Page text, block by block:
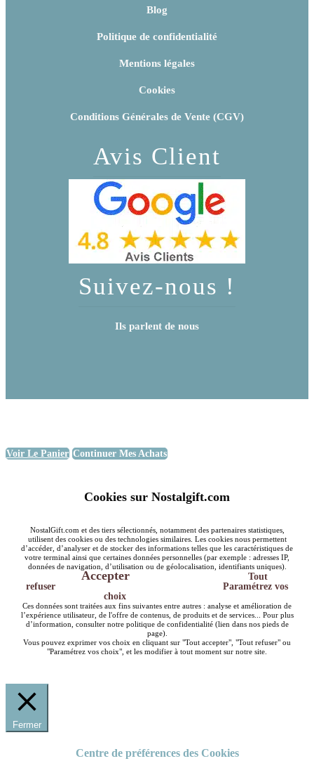
Blog
Politique de confidentialité
Mentions légales
Cookies
Conditions Générales de Vente (CGV)
Avis Client
Suivez-nous !
Ils parlent de nous
Voir Le Panier Continuer Mes Achats
Cookies sur Nostalgift.com
NostalGift.com et des tiers sélectionnés, notamment des partenaires statistiques,
utilisent des cookies ou des technologies similaires. Les cookies nous permettent
d’accéder, d’analyser et de stocker des informations telles que les caractéristiques de
votre terminal ainsi que certaines données personnelles (par exemple : adresses IP,
données de navigation, d’utilisation ou de géolocalisation, identifiants uniques).
Accepter
Tout
refuser
Paramétrez vos
choix
Ces données sont traitées aux fins suivantes entre autres : analyse et amélioration de
l’expérience utilisateur, de l'offre de contenus, de produits et de services... Pour plus
d’information, consulter notre politique de confidentialité (lien dans nos pieds de
page).
Vous pouvez exprimer vos choix en cliquant sur "Tout accepter", "Tout refuser" ou
"Paramétrez vos choix", et les modifier à tout moment sur notre site.
Fermer
Centre de préférences des Cookies